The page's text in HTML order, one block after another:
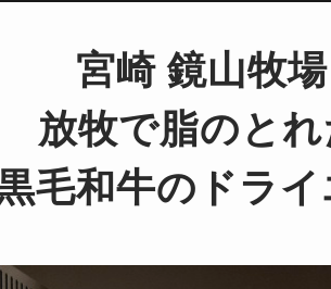
宮崎 鏡山牧場
放牧で脂のと
毛和牛のドラ